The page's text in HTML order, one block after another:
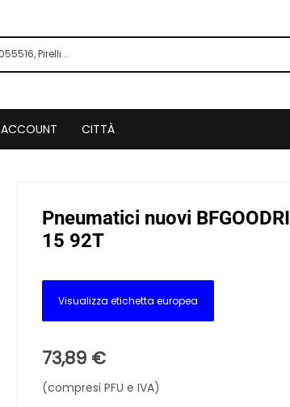
ACCOUNT CITTÀ
Pneumatici nuovi
15 92T
Visualizza etichetta europea
73,89 €
(compresi PFU e IVA)